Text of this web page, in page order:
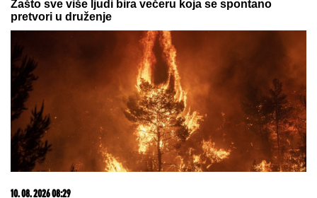
"BAKA STANA... ŽIVI U SELENDRI" Maja Marinković
BRUTALNO, šokirala tvrdnjama o Staniji: "Nije bilo
Takija i nje više od pola sata"
BUDVA GORELA DO JUTRA:Jelena
Karleuša napravila dar-mar u
prepunoj diskoteci (FOTO)